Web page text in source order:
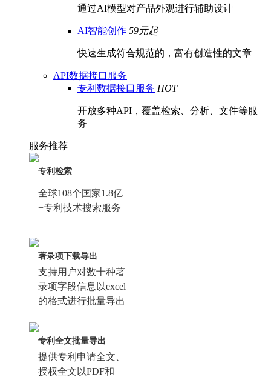
通过AI模型对产品外观进行辅助设计
AI智能创作 59元起
快速生成符合规范的，富有创造性的文章
API数据接口服务
专利数据接口服务 HOT
开放多种API，覆盖检索、分析、文件等服
务
服务推荐
专利检索
全球108个国家1.8亿
+专利技术搜索服务
著录项下载导出
支持用户对数十种著
录项字段信息以excel
的格式进行批量导出
专利全文批量导出
提供专利申请全文、
授权全文以PDF和